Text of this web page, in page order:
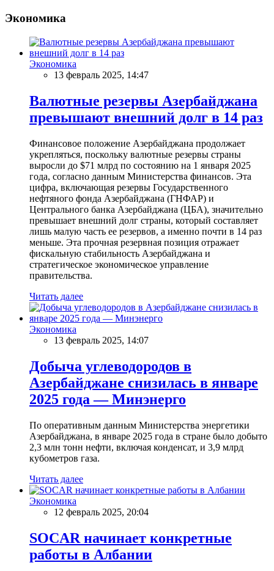
Экономика
Экономика
13 февраль 2025, 14:47
Валютные резервы Азербайджана
превышают внешний долг в 14 раз
Финансовое положение Азербайджана продолжает
укрепляться, поскольку валютные резервы страны
выросли до $71 млрд по состоянию на 1 января 2025
года, согласно данным Министерства финансов. Эта
цифра, включающая резервы Государственного
нефтяного фонда Азербайджана (ГНФАР) и
Центрального банка Азербайджана (ЦБА), значительно
превышает внешний долг страны, который составляет
лишь малую часть ее резервов, а именно почти в 14 раз
меньше. Эта прочная резервная позиция отражает
фискальную стабильность Азербайджана и
стратегическое экономическое управление
правительства.
Читать далее
Экономика
13 февраль 2025, 14:07
Добыча углеводородов в
Азербайджане снизилась в январе
2025 года — Минэнерго
По оперативным данным Министерства энергетики
Азербайджана, в январе 2025 года в стране было добыто
2,3 млн тонн нефти, включая конденсат, и 3,9 млрд
кубометров газа.
Читать далее
Экономика
12 февраль 2025, 20:04
SOCAR начинает конкретные
работы в Албании